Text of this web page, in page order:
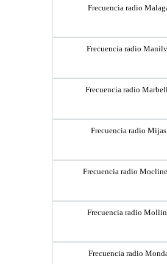
Frecuencia radio
Frecuencia radio
Frecuencia radio
Frecuencia radio Mijas
Frecuencia radio
Frecuencia radio
Frecuencia radio